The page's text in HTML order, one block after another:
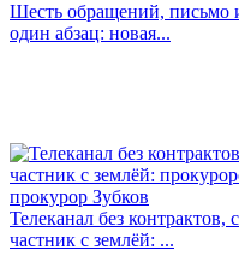
Шесть обращений, письмо
один абзац: новая...
Телеканал без
частник с землёй: ...